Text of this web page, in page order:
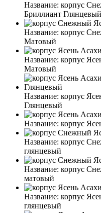
Название: корпус
Бриллиант Глянцевый
Название: корпус
Матовый
Название: корпус
Матовый
Название: корпус
Глянцевый
Название: корпус
Название: корпус
глянцевый
Название: корпус
матовый
Название: корпус
глянцевый